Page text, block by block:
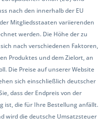
nach den innerhalb der EU
Mitgliedsstaaten variierenden
werden. Die Höhe der zu
nach verschiedenen Faktoren,
Produktes und dem Zielort, an
Die Preise auf unserer Website
sich einschließlich deutscher
dass der Endpreis von der
ist, die für Ihre Bestellung anfällt.
wird die deutsche Umsatzsteuer